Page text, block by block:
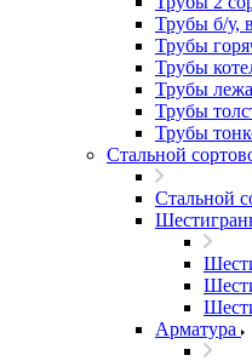
Трубы б/у,
Трубы
Трубы
Трубы
Трубы
Трубы
Стальной
Стальной
Арматура